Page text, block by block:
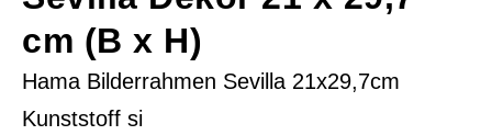
cm (B x H)
Hama Bilderrahmen Sevilla 21x29,7cm
Kunststoff si